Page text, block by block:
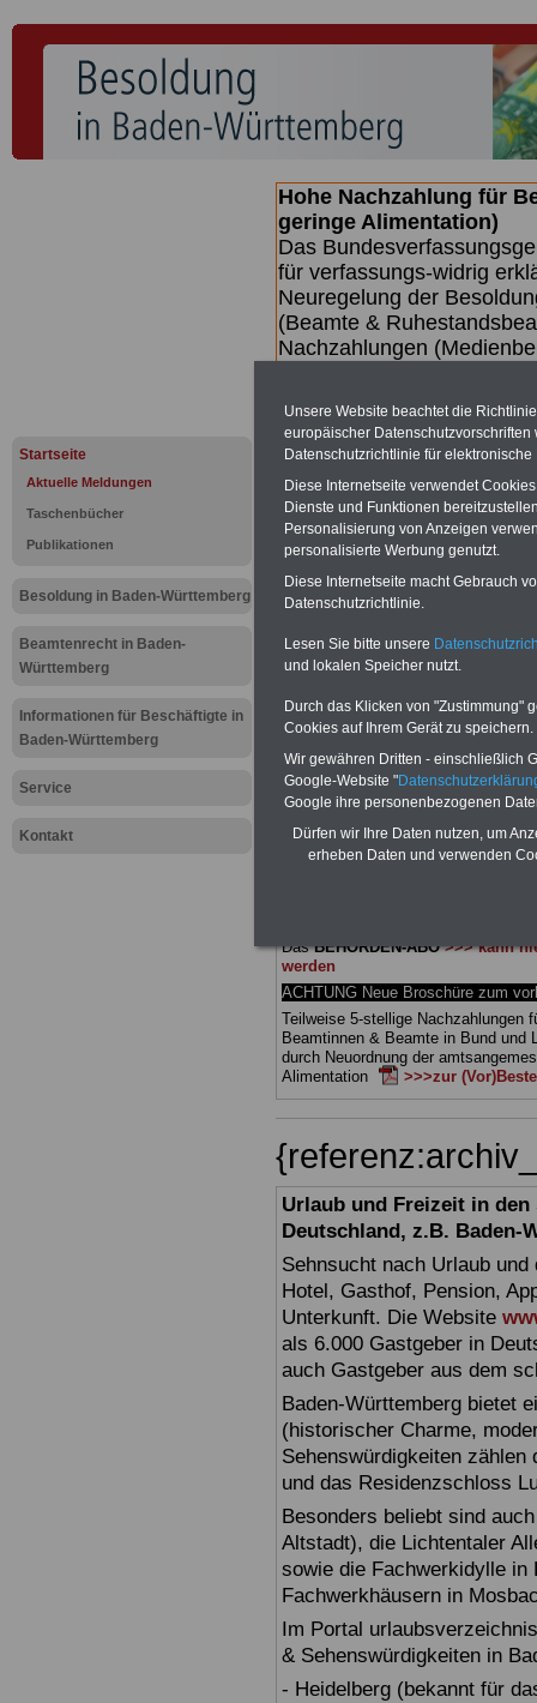
Startseite
Aktuelle Meldungen
Taschenbücher
Publikationen
Besoldung in Baden-Württemberg
Beamtenrecht in Baden-
Württemberg
Informationen für Beschäftigte in
Baden-Württemberg
Service
Kontakt
Hohe Nachzahlung für
geringe Alimentation)
Das
für verfassungs-widrig
Neuregelung der
(Beamte &
Nachzahlungen
dem Beschluss des
wird (wahrscheinlich im
Broschüre
Meldung
für
BEHÖRDEN-ABOmit 3 Ratgebern
25,00 Euro: Wissenswertes für
und Beamte, Beamten-
(Bund/Länder) sowie Beihilferecht
Ländern. Alle drei Ratgeber sind
gegliedert und erläutern auch
DasBEHÖRDEN-ABO >>> kann
werden
ACHTUNG Neue Broschüre zum
Teilweise 5-stellige Nachzahlungen
Beamtinnen & Beamte in Bund und
durch Neuordnung der
Alimentation
>>>zur
Urlaub und Freizeit in
Deutschland, z.B. Baden-
Sehnsucht nach Urlaub
Hotel, Gasthof, Pension,
Unterkunft. Die Website
als 6.000 Gastgeber in
auch Gastgeber aus dem
Baden-Württemberg bietet
(historischer Charme,
Sehenswürdigkeiten
und das Residenzschloss
Besonders beliebt sind
Altstadt), die Lichtentaler
sowie die Fachwerkidylle in
Fachwerkhäusern in
Im Portal
& Sehenswürdigkeiten in
- Heidelberg (bekannt für
Unsere Website beachtet die
europäischer
Datenschutzrichtlinie für
Diese Internetseite verwendet
Dienste und Funktionen
Personalisierung von Anzeigen
personalisierte Werbung genutzt.
Diese Internetseite macht Gebrauch
Datenschutzrichtlinie.
Lesen Sie bitte unsere
und lokalen Speicher nutzt.
Durch das Klicken von "Zustimmung"
Cookies auf Ihrem Gerät zu speichern.
Wir gewähren Dritten - einschließlich
Google-Website "
Google ihre personenbezogenen
Dürfen wir Ihre Daten nutzen, um
erheben Daten und verwenden